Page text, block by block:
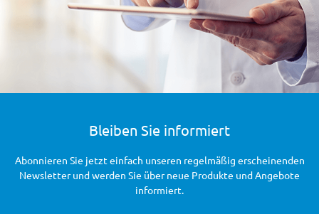
Bleiben Sie informiert
Abonnieren Sie jetzt einfach unseren regelmäßig erscheinenden
Newsletter und werden Sie über neue Produkte und Angebote
informiert.